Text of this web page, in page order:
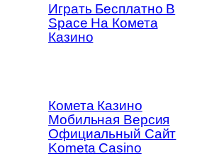
Играть Бесплатно В
Space На Комета
Казино
Комета Казино
Мобильная Версия
Официальный Сайт
Kometa Casino